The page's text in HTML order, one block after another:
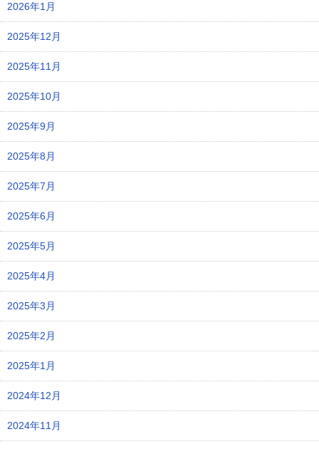
2026年1月
2025年12月
2025年11月
2025年10月
2025年9月
2025年8月
2025年7月
2025年6月
2025年5月
2025年4月
2025年3月
2025年2月
2025年1月
2024年12月
2024年11月